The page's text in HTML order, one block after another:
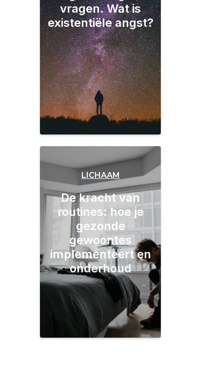
vragen. Wat is
existentiële angst?
LICHAAM
De kracht van
routines: hoe je
gezonde
gewoontes
implementeert en
onderhoud